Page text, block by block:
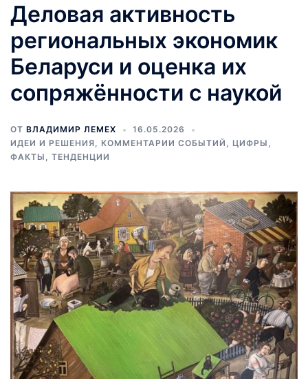
Деловая активность
региональных экономик
Беларуси и оценка их
сопряжённости с наукой
ОТ ВЛАДИМИР ЛЕМЕХ
16.05.2026
ИДЕИ И РЕШЕНИЯ, КОММЕНТАРИИ СОБЫТИЙ , ЦИФРЫ,
ФАКТЫ, ТЕНДЕНЦИИ